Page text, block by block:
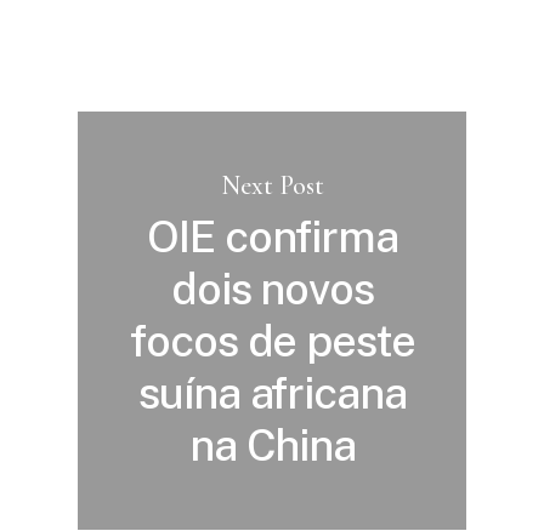
Next Post
OIE confirma
dois novos
focos de peste
suína africana
na China